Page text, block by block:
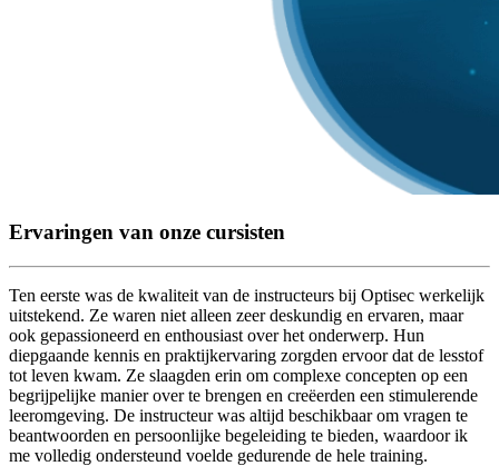
Ervaringen van onze cursisten
Ten eerste was de kwaliteit van de instructeurs bij Optisec werkelijk
uitstekend. Ze waren niet alleen zeer deskundig en ervaren, maar
ook gepassioneerd en enthousiast over het onderwerp. Hun
diepgaande kennis en praktijkervaring zorgden ervoor dat de lesstof
tot leven kwam. Ze slaagden erin om complexe concepten op een
begrijpelijke manier over te brengen en creëerden een stimulerende
leeromgeving. De instructeur was altijd beschikbaar om vragen te
beantwoorden en persoonlijke begeleiding te bieden, waardoor ik
me volledig ondersteund voelde gedurende de hele training.